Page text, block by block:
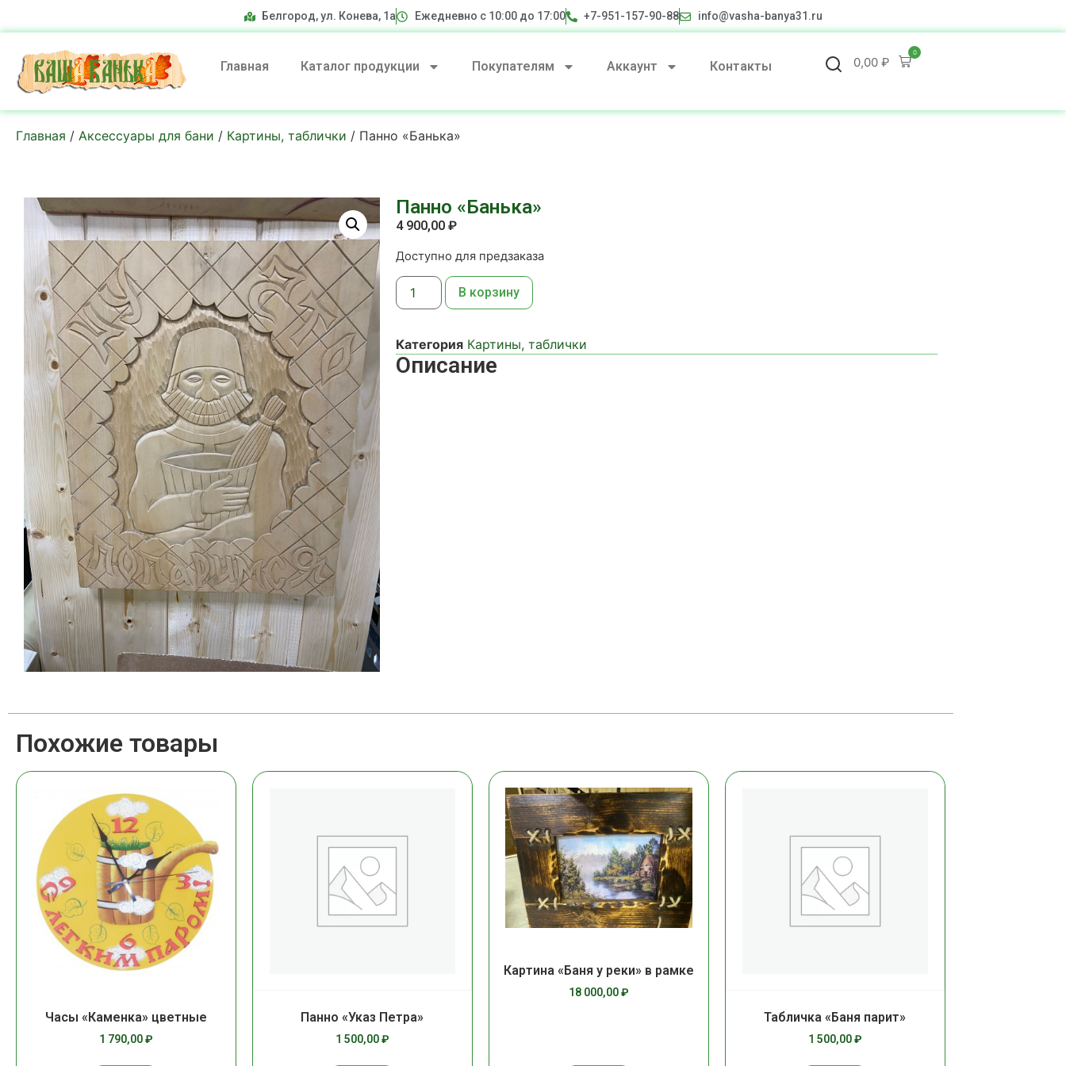
Белгород, ул. Конева, 1а Ежедневно с 10:00 до 17:00 +7-951-157-90-88 info@vasha-banya31.ru
Главная Каталог продукции Покупателям Аккаунт Контакты 0,00₽
0
Главная / Аксессуары для бани / Картины, таблички / Панно «Банька»
Панно «Банька»
4 900,00 ₽
Доступно для предзаказа
В корзину
Категория Картины, таблички
Описание
Похожие товары
Часы «Каменка» цветные
1 790,00₽
Панно «Указ Петра»
1 500,00₽
Картина «Баня у реки» в рамке
18 000,00₽
Табличка «Баня парит»
1 500,00₽